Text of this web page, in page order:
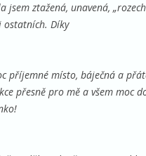
jsem ztažená, unavená,
ostatních. Díky
příjemné místo, báječná a
přesně pro mě a všem moc